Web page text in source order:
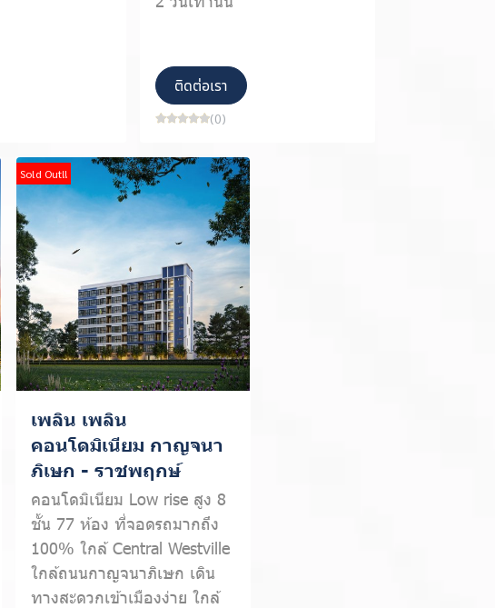
ติดต่อเรา
(0)
Sold Out!!
เพลิน เพลิน
คอนโดมิเนียม กาญจนา
ภิเษก - ราชพฤกษ์
คอนโดมิเนียม Low rise สูง 8
ชั้น 77 ห้อง ที่จอดรถมากถึง
100% ใกล้ Central Westville
ใกล้ถนนกาญจนาภิเษก เดิน
ทางสะดวกเข้าเมืองง่าย ใกล้